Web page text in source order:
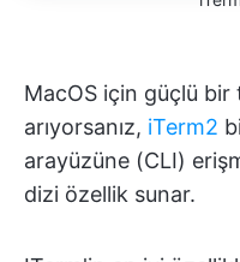
MacOS için güçlü
arıyorsanız, iTerm2
arayüzüne (CLI)
dizi özellik sunar.